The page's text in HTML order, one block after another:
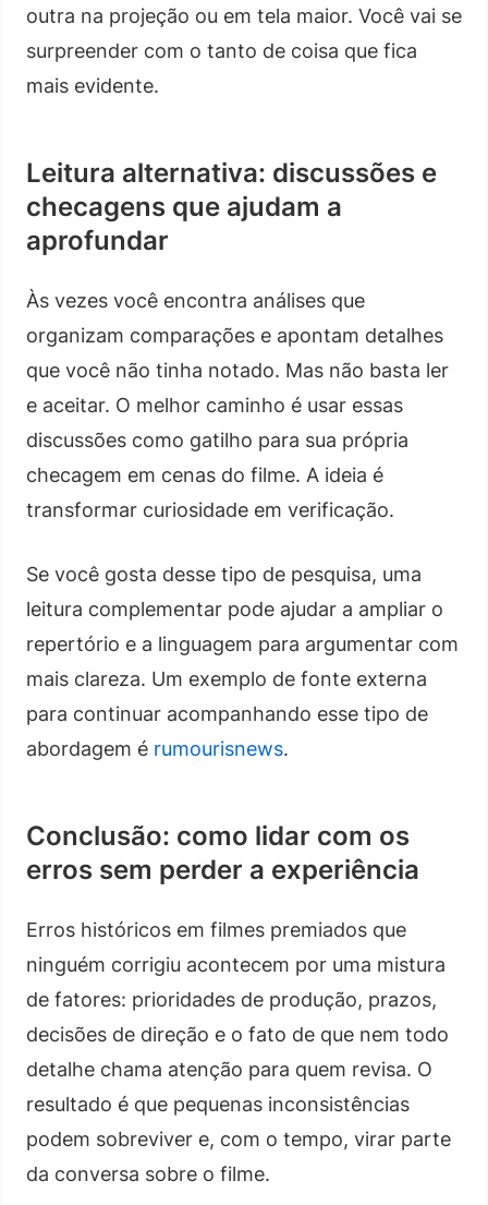
outra na projeção ou em tela maior. Você vai se
surpreender com o tanto de coisa que fica
mais evidente.
Leitura alternativa: discussões e
checagens que ajudam a
aprofundar
Às vezes você encontra análises que
organizam comparações e apontam detalhes
que você não tinha notado. Mas não basta ler
e aceitar. O melhor caminho é usar essas
discussões como gatilho para sua própria
checagem em cenas do filme. A ideia é
transformar curiosidade em verificação.
Se você gosta desse tipo de pesquisa, uma
leitura complementar pode ajudar a ampliar o
repertório e a linguagem para argumentar com
mais clareza. Um exemplo de fonte externa
para continuar acompanhando esse tipo de
abordagem é rumourisnews.
Conclusão: como lidar com os
erros sem perder a experiência
Erros históricos em filmes premiados que
ninguém corrigiu acontecem por uma mistura
de fatores: prioridades de produção, prazos,
decisões de direção e o fato de que nem todo
detalhe chama atenção para quem revisa. O
resultado é que pequenas inconsistências
podem sobreviver e, com o tempo, virar parte
da conversa sobre o filme.